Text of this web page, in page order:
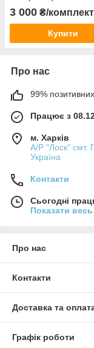
142/2
3 000 ₴/комплект
Купити
Про нас
99% позитивних
Працює з
м. Харків
А/Р "Лоск" смт.
Україна
Контакти
Сьогодні
Показати
Про нас
Контакти
Доставка та
Графік роботи